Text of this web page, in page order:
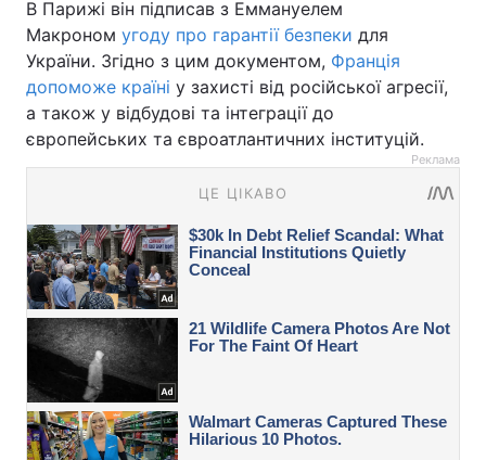
В Парижі він підписав з Еммануелем
Макроном угоду про гарантії безпеки для
України. Згідно з цим документом, Франція
допоможе країні у захисті від російської агресії,
а також у відбудові та інтеграції до
європейських та євроатлантичних інституцій.
Реклама